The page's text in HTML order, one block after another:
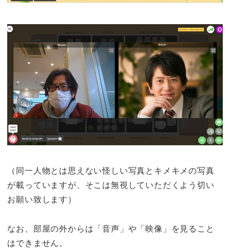
（同一人物とは思えない怪しい写真とキメキメの写真
が載っていますが、そこは無視していただくよう切い
お願い致します）
なお、部屋の外からは「音声」や「映像」を見ること
はできません。